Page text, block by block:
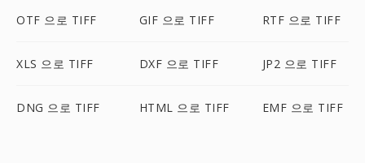
OTF 으로 TIFF GIF 으로 TIFF RTF 으로 TIFF
XLS 으로 TIFF DXF 으로 TIFF JP2 으로 TIFF
DNG 으로 TIFF HTML 으로 TIFF EMF 으로 TIFF